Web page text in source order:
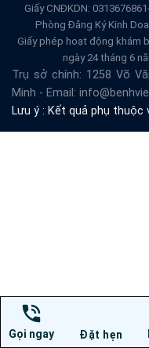
Gọi ngay Đặt hẹn
Giấy CNĐKDN:
Phòng Đăng Ký Kinh
Giấy phép hoạt động khám
ngày 24 tháng 6
Trụ sở chính: 1258 Võ
Minh - Email:
Lưu ý : Kết quả phụ